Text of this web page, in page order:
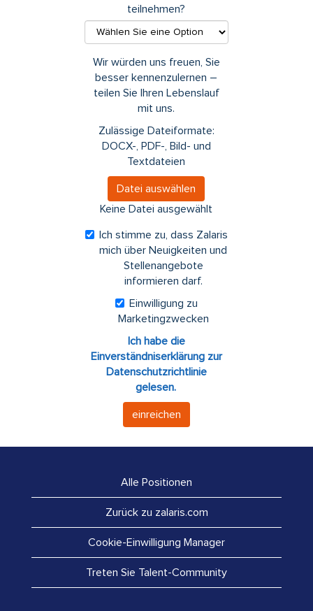
teilnehmen?
Wir würden uns freuen, Sie
besser kennenzulernen –
teilen Sie Ihren Lebenslauf
mit uns.
Zulässige Dateiformate:
DOCX-, PDF-, Bild- und
Textdateien
Datei auswählen
Keine Datei ausgewählt
Ich stimme zu, dass Zalaris
mich über Neuigkeiten und
Stellenangebote
informieren darf.
Einwilligung zu
Marketingzwecken
Ich habe die
Einverständniserklärung zur
Datenschutzrichtlinie
gelesen.
einreichen
Alle Positionen
Zurück zu zalaris.com
Cookie-Einwilligung Manager
Treten Sie Talent-Community